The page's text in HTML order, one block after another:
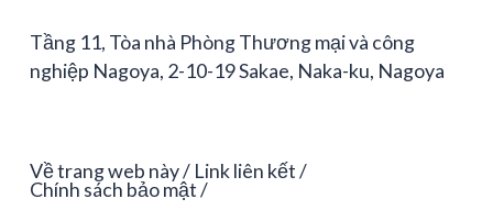
Tầng 11, Tòa nhà Phòng Thương mại và công
nghiệp Nagoya, 2-10-19 Sakae, Naka-ku, Nagoya
Về trang web này Link liên kết
Chính sách bảo mật